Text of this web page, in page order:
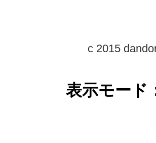
c 2015
表示モー